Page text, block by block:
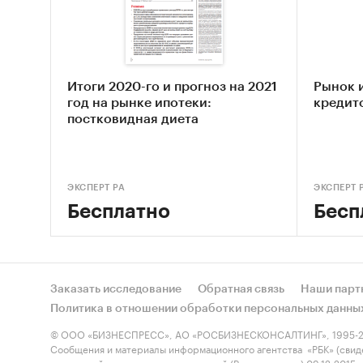
Россия /
Итоги 2020-го и прогноз на 2021
год на рынке ипотеки:
постковидная диета
ЭКСПЕРТ РА
Бесплатно
Рынок
ЭКСПЕРТ
Заказать исследование Обратная связь Наши
Политика в отношении обработки персональных
© ООО «БИЗНЕСПРЕСС», АО «РОСБИЗНЕСКОНСАЛТИНГ», 1995-
Сообщения и материалы информационного агентства «РБК»